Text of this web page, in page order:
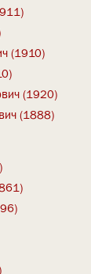
(1910)
(1920)
(1888)